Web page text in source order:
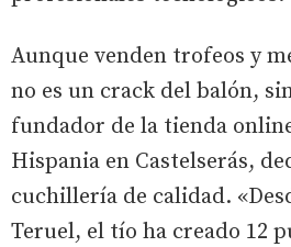
Aunque venden trofeos y
no es un crack del balón,
fundador de la tienda
Hispania en Castelserás,
cuchillería de calidad.
Teruel, el tío ha creado 12